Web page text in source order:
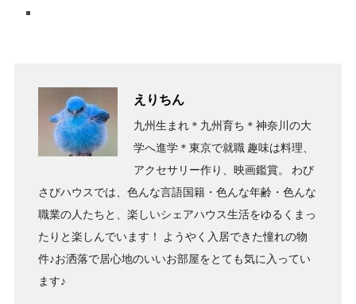
えりちん
九州生まれ＊九州育ち＊神奈川の大
学へ進学＊東京で就職 趣味は料理、
アクセサリー作り、映画鑑賞。 わび
さびハウスでは、色んな言語国籍・色んな年齢・色んな
職業の人たちと、楽しいシェアハウス生活をゆるくまっ
たりと楽しんでいます！ ようやく入居できた憧れの物
件♪お洒落で居心地のいいお部屋をとても気に入ってい
ます♪